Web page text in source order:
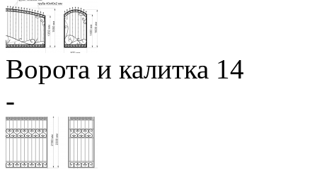
Ворота и калитка 14
-